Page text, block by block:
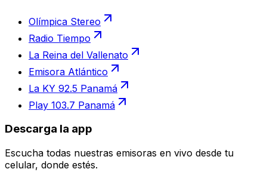
Olímpica Stereo
Radio Tiempo
La Reina del Vallenato
Emisora Atlántico
La KY 92.5 Panamá
Play 103.7 Panamá
Descarga la app
Escucha todas nuestras emisoras en vivo desde tu
celular, donde estés.